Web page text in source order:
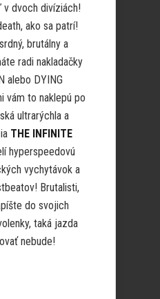
dvoch divíziách!
ako sa patrí!
brutálny a
radi nakladačky
alebo DYING
vám to naklepú po
ultrarýchla a
THE INFINITE
hyperspeedovú
vychytávok a
Brutalisti,
do svojich
taká jazda
nebude!